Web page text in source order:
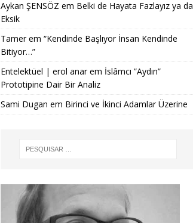
Aykan ŞENSÖZ em Belki de Hayata Fazlayız ya da
Eksik
Tamerem “Kendinde Başlıyor İnsan Kendinde
Bitiyor…”
Entelektüel | erol anarem İslâmcı ”Aydın”
Prototipine Dair Bir Analiz
Sami Dugan em Birinci ve İkinci Adamlar Üzerine